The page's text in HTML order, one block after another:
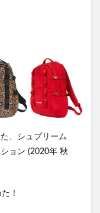
、シュプリーム
ョン (2020年 秋
！